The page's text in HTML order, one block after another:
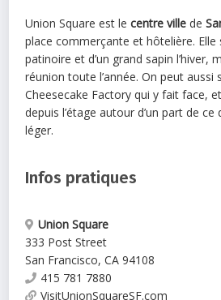
Union Square est lecentre ville de
place commerçante et hôtelière. Elle
patinoire et d’un grand sapin l’hiver,
réunion toute l’année. On peut aussi
Cheesecake Factory qui y fait face,
depuis l’étage autour d’un part de
léger.
Infos pratiques
Union Square
333 Post Street
San Francisco, CA 94108
415 781 7880
VisitUnionSquareSF.com